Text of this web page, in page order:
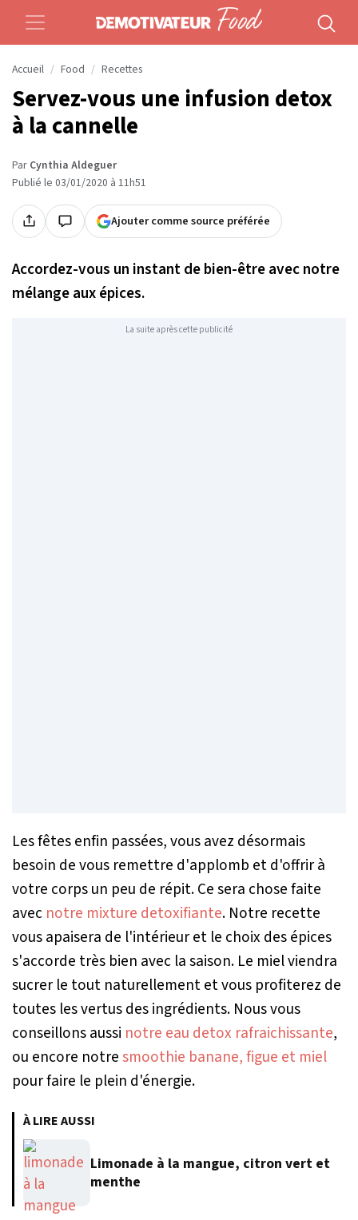
Accueil Food Recettes
Servez-vous une infusion detox
à la cannelle
Par Cynthia Aldeguer
Publié le 03/01/2020 à 11h51
Ajouter comme source préférée
Accordez-vous un instant de bien-être avec notre
mélange aux épices.
La suite après cette publicité
Les fêtes enfin passées, vous avez désormais
besoin de vous remettre d'applomb et d'offrir à
votre corps un peu de répit. Ce sera chose faite
avec notre mixture detoxifiante. Notre recette
vous apaisera de l'intérieur et le choix des épices
s'accorde très bien avec la saison. Le miel viendra
sucrer le tout naturellement et vous profiterez de
toutes les vertus des ingrédients. Nous vous
conseillons aussi notre eau detox rafraichissante,
ou encore notresmoothie banane, figue et miel
pour faire le plein d'énergie.
À LIRE AUSSI
Limonade à la mangue, citron vert et
menthe